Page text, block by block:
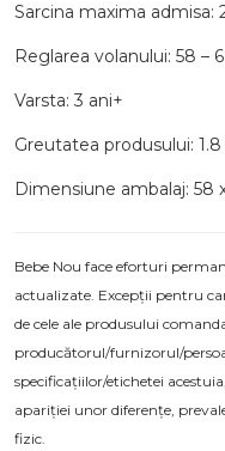
Sarcina maxima admisa:
Reglarea volanului: 58 –
Varsta: 3 ani+
Greutatea produsului: 1.8
Dimensiune ambalaj: 58
Bebe Nou face eforturi
actualizate. Excepții pentru
de cele ale produsului
producătorul/furnizorul/
specificațiilor/etichetei
apariției unor diferențe,
fizic.